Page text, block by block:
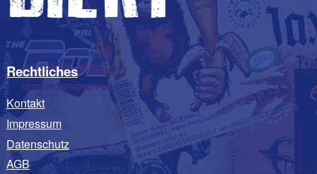
Rechtliches
Kontakt
Impressum
Datenschutz
AGB